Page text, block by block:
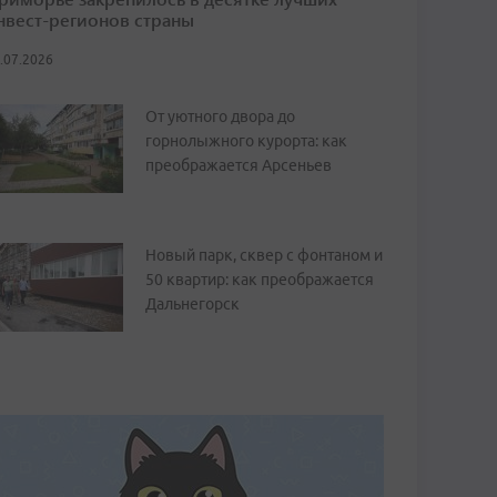
регионов страны
От уютного двора до
горнолыжного курорта: как
преображается Арсеньев
Новый парк, сквер с фонтаном и
50 квартир: как преображается
Дальнегорск